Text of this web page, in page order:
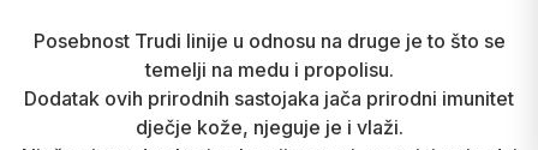
Posebnost Trudi linije u odnosu na druge je to što se
temelji na medu i propolisu.
Dodatak ovih prirodnih sastojaka jača prirodni imunitet
dječje kože, njeguje je i vlaži.